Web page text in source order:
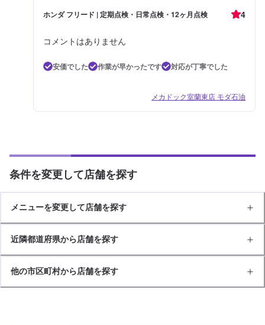
ホンダ フリード | 定期点検・日常点検・12ヶ月点検 4
コメントはありません
安価でした 作業が早かったです 対応が丁寧でした
メカドック室蘭東店 モダ石油
条件を変更して店舗を探す
メニューを変更して店舗を探す
近隣都道府県から店舗を探す
他の市区町村から店舗を探す